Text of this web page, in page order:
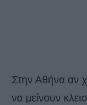
Στην Αθήνα αν
να μείνουν